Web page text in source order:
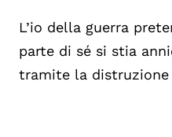
L’io della guerra
parte di sé si stia
tramite la distruzione